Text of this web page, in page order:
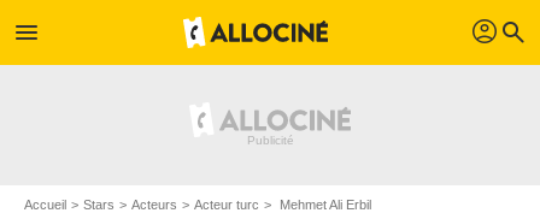
menu profil search
Accueil Stars Acteurs Acteur turc Mehmet Ali Erbil